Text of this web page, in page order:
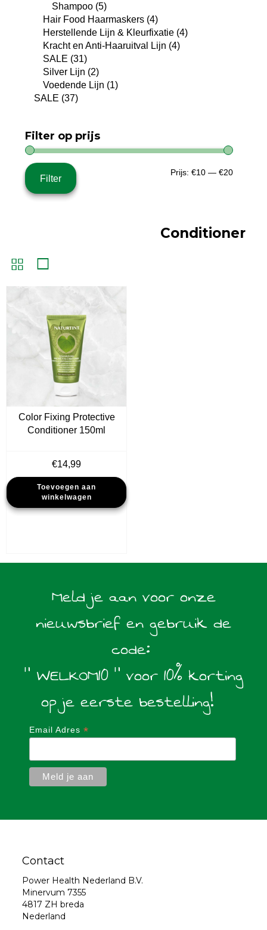
Shampoo (5)
Hair Food Haarmaskers (4)
Herstellende Lijn & Kleurfixatie (4)
Kracht en Anti-Haaruitval Lijn (4)
SALE (31)
Silver Lijn (2)
Voedende Lijn (1)
SALE (37)
Filter op prijs
Min.
Max.
Filter
Prijs: €10 — €20
Conditioner
Color Fixing Protective
Conditioner 150ml
€14,99
Toevoegen aan
winkelwagen
Meld je aan voor onze
nieuwsbrief en gebruik de
code:
" WELKOM10 " voor 10% korting
op je eerste bestelling!
Email Adres*
Contact
Power Health Nederland B.V.
Minervum 7355
4817 ZH breda
Nederland